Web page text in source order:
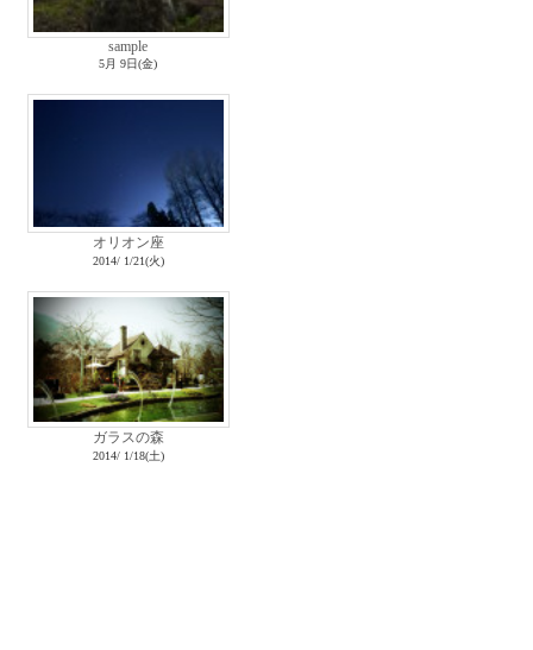
sample
5月 9日(金)
オリオン座
2014/ 1/21(火)
ガラスの森
2014/ 1/18(土)